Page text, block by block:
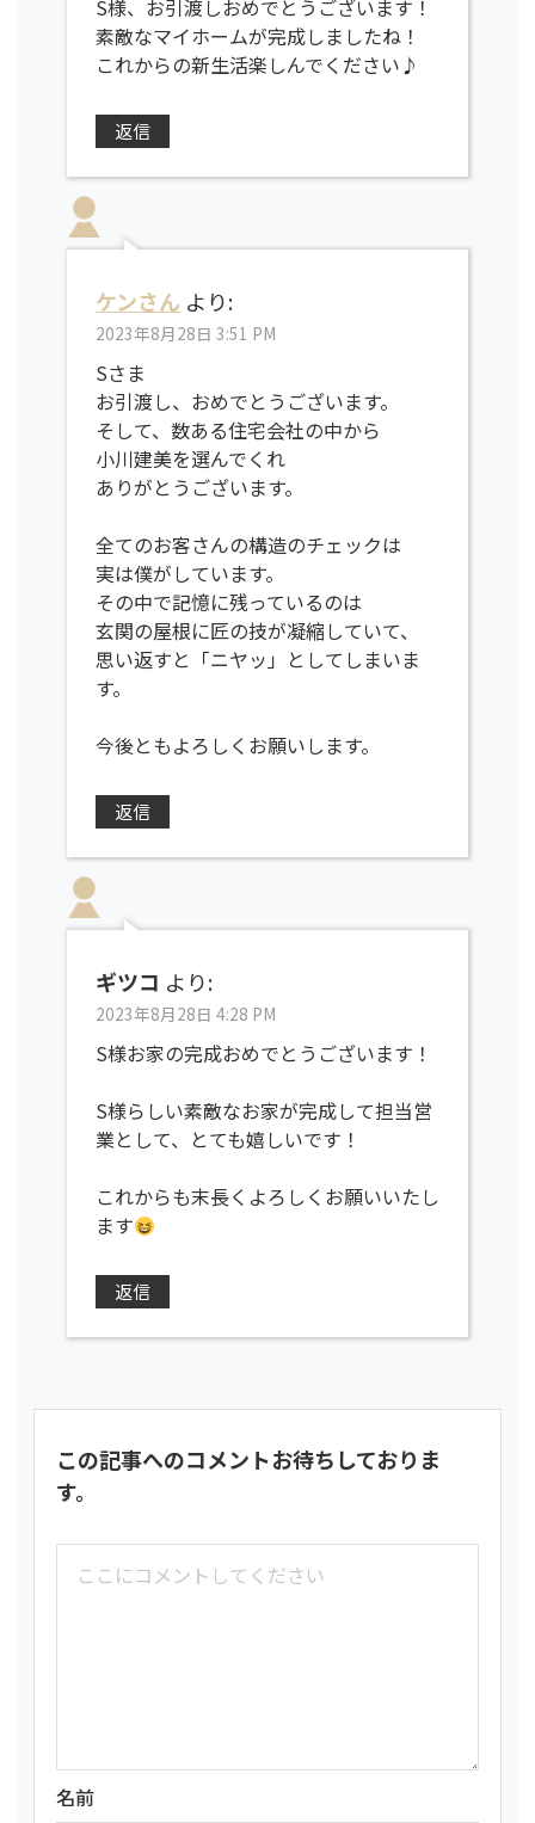
S様、お引渡しおめでとうございます！
素敵なマイホームが完成しましたね！
これからの新生活楽しんでください♪
返信
ケンさん より:
2023年8月28日 3:51 PM
Sさま
お引渡し、おめでとうございます。
そして、数ある住宅会社の中から
小川建美を選んでくれ
ありがとうございます。
全てのお客さんの構造のチェックは
実は僕がしています。
その中で記憶に残っているのは
玄関の屋根に匠の技が凝縮していて、
思い返すと「ニヤッ」としてしまいま
す。
今後ともよろしくお願いします。
返信
ギツコ より:
2023年8月28日 4:28 PM
S様お家の完成おめでとうございます！
S様らしい素敵なお家が完成して担当営
業として、とても嬉しいです！
これからも末長くよろしくお願いいたし
ます
返信
この記事へのコメントお待ちしておりま
す。
名前